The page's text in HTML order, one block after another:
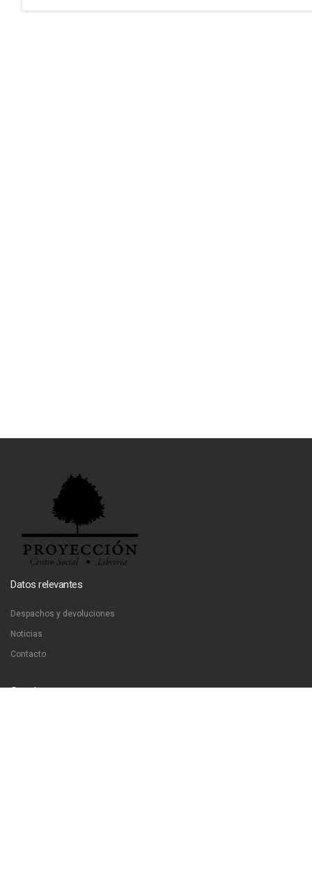
Datos relevantes
Despachos y devoluciones
Noticias
Contacto
Contáctanos